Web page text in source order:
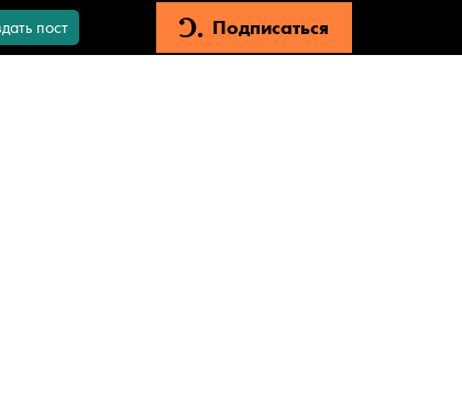
пост Подписаться